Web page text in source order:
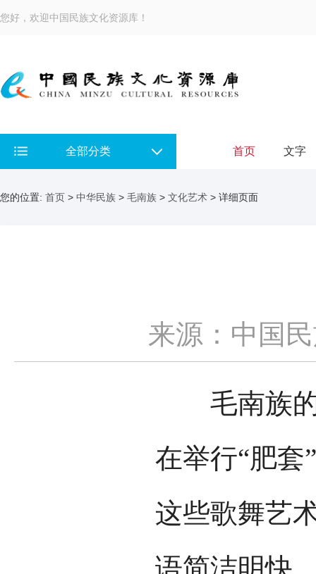
您好，欢迎中国民族文化资源库！
全部分类 首页 文字
您的位置: 首页 > 中华民族 > 毛南族 > 文化艺术 > 详细页面
来源：中国
毛南族的
在举行“肥套
这些歌舞艺